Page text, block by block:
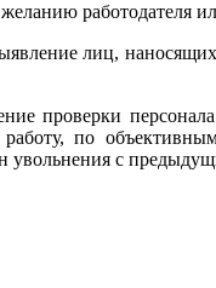
работодателя
лиц,
проверки
по
увольнения с